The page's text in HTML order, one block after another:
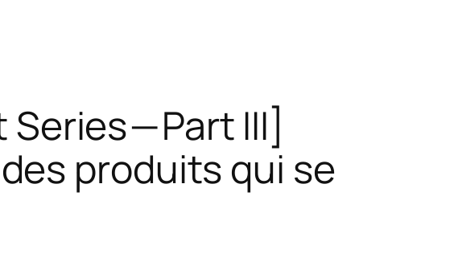
— Part III]
produits qui se